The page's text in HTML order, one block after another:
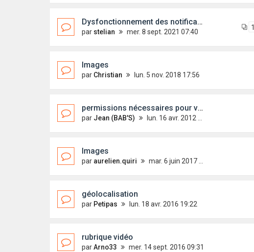
Dysfonctionnement des notifications ?
par stelian mer. 8 sept. 2021 07:40
1
Images
par Christian lun. 5 nov. 2018 17:56
permissions nécessaires pour voir les fichiers joints
par Jean (BAB'S) lun. 16 avr. 2012 18:09
Images
par aurelien.quiri mar. 6 juin 2017 10:10
géolocalisation
par Petipas lun. 18 avr. 2016 19:22
rubrique vidéo
parArno33 mer. 14 sept. 2016 09:31